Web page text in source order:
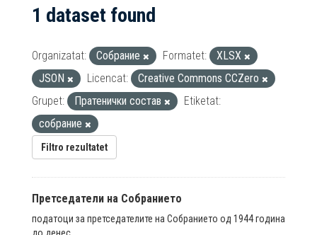
1 dataset found
Organizatat: Собрание Formatet:
XLSX
JSON
Licencat:
Creative Commons CCZero
Grupet:
Пратенички состав
Etiketat:
собрание
Filtro rezultatet
Претседатели на Собранието
податоци за претседателите на Собранието од 1944 година